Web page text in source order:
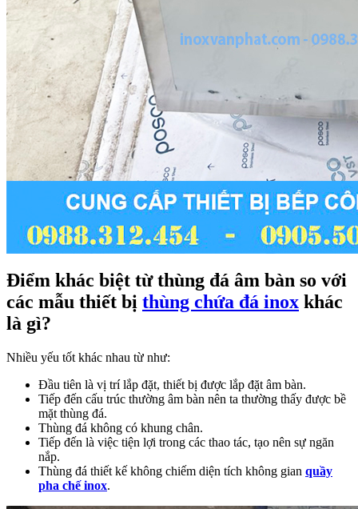
Điểm khác biệt từ thùng đá âm bàn so với
các mẫu thiết bị thùng chứa đá inox khác
là gì?
Nhiều yếu tốt khác nhau từ như:
Đầu tiên là vị trí lắp đặt, thiết bị được lắp đặt âm bàn.
Tiếp đến cấu trúc thường âm bàn nên ta thường thấy được bề
mặt thùng đá.
Thùng đá không có khung chân.
Tiếp đến là việc tiện lợi trong các thao tác, tạo nên sự ngăn
nắp.
Thùng đá thiết kế không chiếm diện tích không gian quầy
pha chế inox.